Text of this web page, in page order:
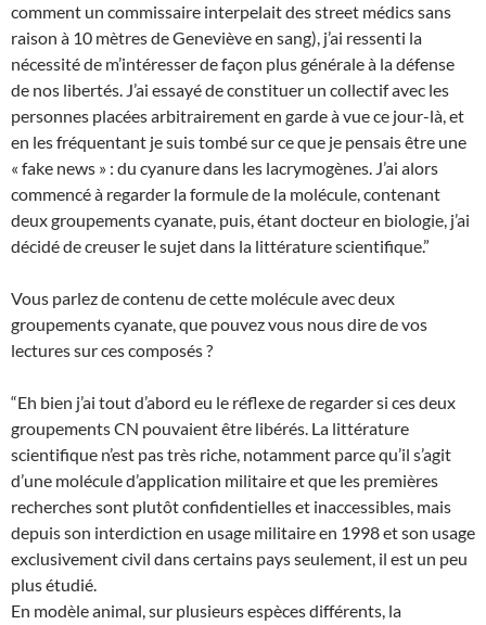
comment un commissaire interpelait des street médics sans
raison à 10 mètres de Geneviève en sang), j’ai ressenti la
nécessité de m’intéresser de façon plus générale à la défense
de nos libertés. J’ai essayé de constituer un collectif avec les
personnes placées arbitrairement en garde à vue ce jour-là, et
en les fréquentant je suis tombé sur ce que je pensais être une
« fake news » : du cyanure dans les lacrymogènes. J’ai alors
commencé à regarder la formule de la molécule, contenant
deux groupements cyanate, puis, étant docteur en biologie, j’ai
décidé de creuser le sujet dans la littérature scientifique.”
Vous parlez de contenu de cette molécule avec deux
groupements cyanate, que pouvez vous nous dire de vos
lectures sur ces composés ?
“Eh bien j’ai tout d’abord eu le réflexe de regarder si ces deux
groupements CN pouvaient être libérés. La littérature
scientifique n’est pas très riche, notamment parce qu’il s’agit
d’une molécule d’application militaire et que les premières
recherches sont plutôt confidentielles et inaccessibles, mais
depuis son interdiction en usage militaire en 1998 et son usage
exclusivement civil dans certains pays seulement, il est un peu
plus étudié.
En modèle animal, sur plusieurs espèces différents, la